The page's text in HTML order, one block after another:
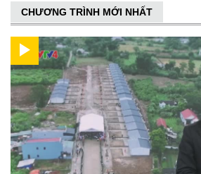
CHƯƠNG TRÌNH MỚI NHẤT